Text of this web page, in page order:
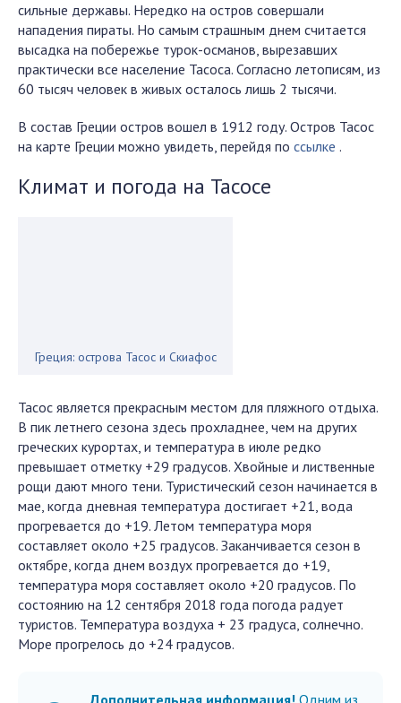
сильные державы. Нередко на остров совершали
нападения пираты. Но самым страшным днем считается
высадка на побережье турок-османов, вырезавших
практически все население Тасоса. Согласно летописям, из
60 тысяч человек в живых осталось лишь 2 тысячи.
В состав Греции остров вошел в 1912 году. Остров Тасос
на карте Греции можно увидеть, перейдя по ссылке .
Климат и погода на Тасосе
Греция: острова Тасос и Скиафос
Тасос является прекрасным местом для пляжного отдыха.
В пик летнего сезона здесь прохладнее, чем на других
греческих курортах, и температура в июле редко
превышает отметку +29 градусов. Хвойные и лиственные
рощи дают много тени. Туристический сезон начинается в
мае, когда дневная температура достигает +21, вода
прогревается до +19. Летом температура моря
составляет около +25 градусов. Заканчивается сезон в
октябре, когда днем воздух прогревается до +19,
температура моря составляет около +20 градусов. По
состоянию на 12 сентября 2018 года погода радует
туристов. Температура воздуха + 23 градуса, солнечно.
Море прогрелось до +24 градусов.
Дополнительная информация! Одним из